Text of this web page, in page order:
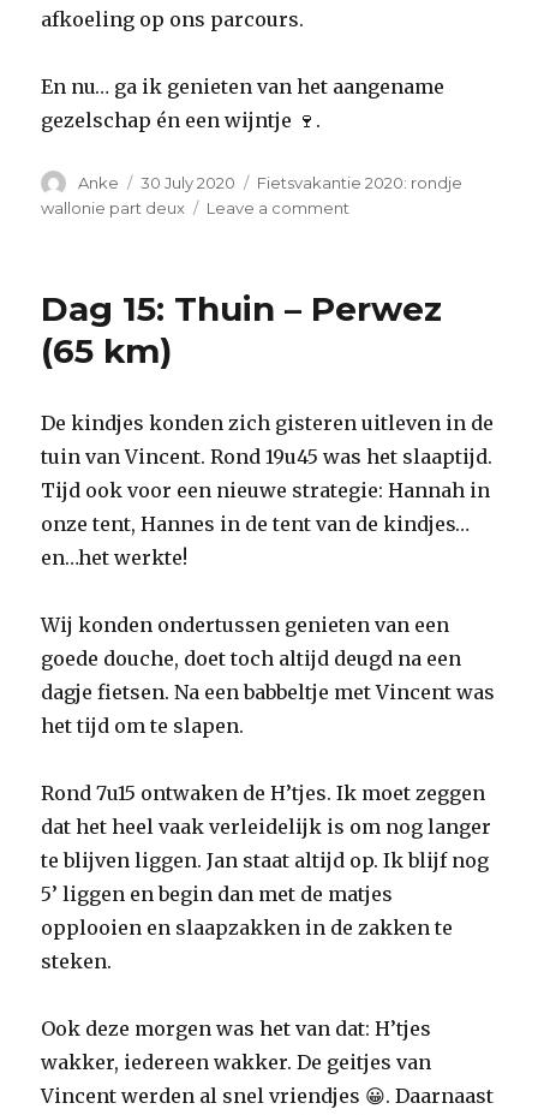
afkoeling op ons parcours.
En nu… ga ik genieten van het aangename
gezelschap én een wijntje 🍷.
Author
Anke
Posted
on
30 July 2020 Categories
Fietsvakantie 2020: rondje
wallonie part deux
Leave a comment
–
Dag 15: Thuin – Perwez
(65 km)
De kindjes konden zich gisteren uitleven in de
tuin van Vincent. Rond 19u45 was het slaaptijd.
Tijd ook voor een nieuwe strategie: Hannah in
onze tent, Hannes in de tent van de kindjes…
en…het werkte!
Wij konden ondertussen genieten van een
goede douche, doet toch altijd deugd na een
dagje fietsen. Na een babbeltje met Vincent was
het tijd om te slapen.
Rond 7u15 ontwaken de H’tjes. Ik moet zeggen
dat het heel vaak verleidelijk is om nog langer
te blijven liggen. Jan staat altijd op. Ik blijf nog
5’ liggen en begin dan met de matjes
opplooien en slaapzakken in de zakken te
steken.
Ook deze morgen was het van dat: H’tjes
wakker, iedereen wakker. De geitjes van
Vincent werden al snel vriendjes 😀. Daarnaast